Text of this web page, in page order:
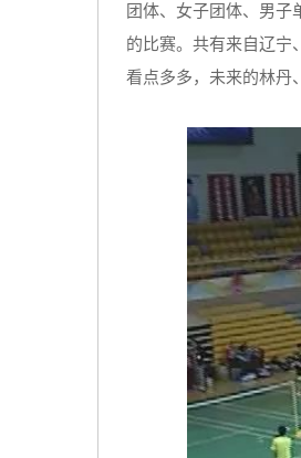
团体、女子团体、男子
的比赛。共有来自辽宁
看点多多，未来的林丹